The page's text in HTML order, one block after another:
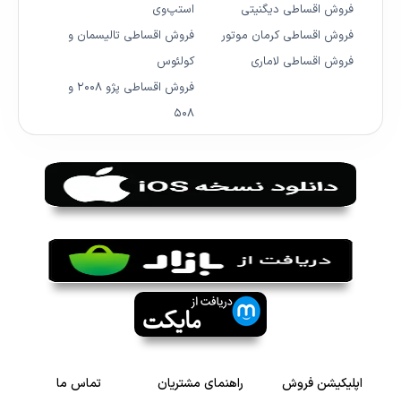
فروش اقساطی دیگنیتی
فروش اقساطی کرمان موتور
فروش اقساطی لاماری
استپ‌وی
فروش اقساطی تالیسمان و
کولئوس
فروش اقساطی پژو ۲۰۰۸ و
۵۰۸
اپلیکیشن فروش راهنمای مشتریان تماس ما